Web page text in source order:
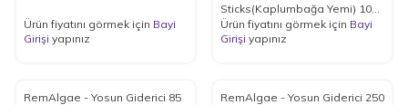
Ürün fiyatını görmek için Bayi
Girişi yapınız
Sticks(Kaplumbağa Yemi) 1000
ml
Ürün fiyatını görmek için Bayi
Girişi yapınız
RemAlgae - Yosun Giderici 85
RemAlgae - Yosun Giderici 250